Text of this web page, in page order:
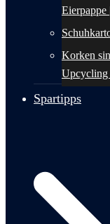
Korken
Spartipps